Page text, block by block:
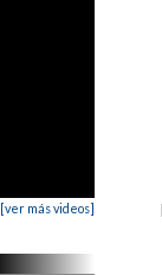
[ver más videos]